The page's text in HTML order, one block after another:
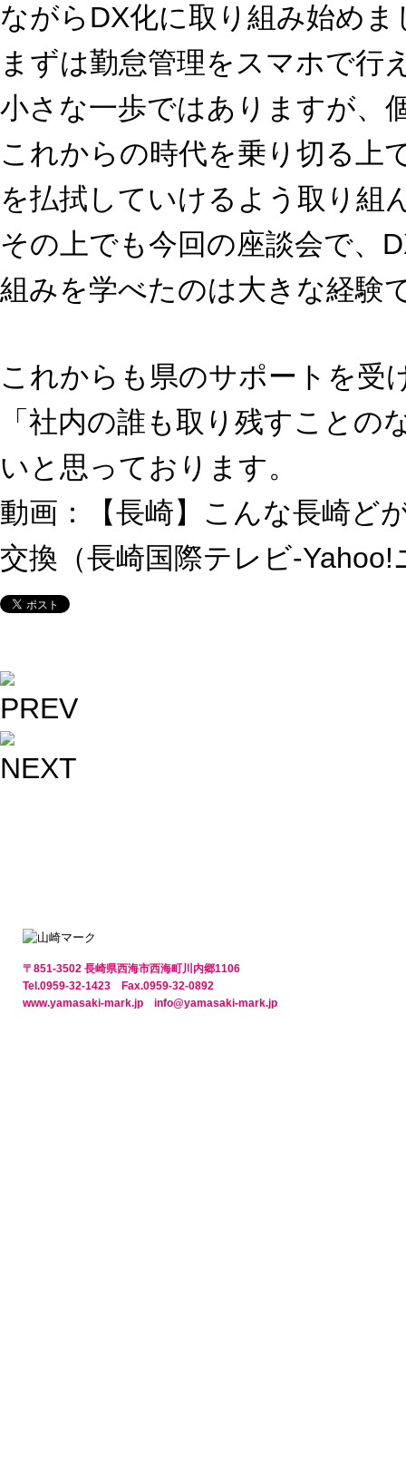
ながらDX化に取り組み始めま
まずは勤怠管理をスマホで行
小さな一歩ではありますが、
これからの時代を乗り切る上
を払拭していけるよう取り組
その上でも今回の座談会で、
組みを学べたのは大きな経験
これからも県のサポートを受
「社内の誰も取り残すこと
いと思っております。
動画：
【長崎】こんな長崎
交換（長崎国際テレビ-Yahoo!
〒851-3502 長崎県西海市西海町川内郷1106
Tel.0959-32-1423 Fax.0959-32-0892
www.yamasaki-mark.jp info@yamasaki-mark.jp